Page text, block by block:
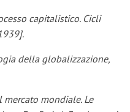
capitalistico. Cicli
della globalizzazione,
mercato mondiale. Le